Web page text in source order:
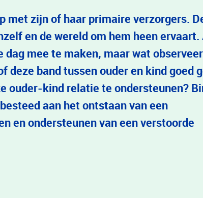
met zijn of haar primaire verzorgers.
en de wereld om hem heen ervaart.
dag mee te maken, maar wat
deze band tussen ouder en kind goed
ouder-kind relatie te ondersteunen?
aan het ontstaan van een
en ondersteunen van een verstoorde